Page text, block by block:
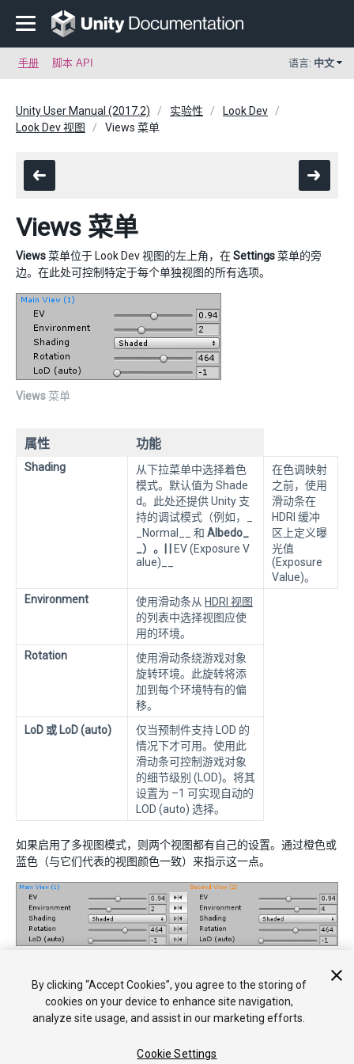
手册 脚本 API 语言: 中文
Unity User Manual (2017.2) 实验性
Look Dev
Look Dev 视图
Views 菜单
Views 菜单
Views菜单位于 Look Dev 视图的左上角，在Settings菜单的旁
边。在此处可控制特定于每个单独视图的所有选项。
Views 菜单
属性 功能
Shading
从下拉菜单中选择着色
模式。默认值为 Shade
d。此处还提供 Unity 支
持的调试模式（例如，_
_Normal__ 和 Albedo_
_）。| |
EV (Exposure V
alue)__
在色调映射
之前，使用
滑动条在
HDRI 缓冲
区上定义曝
光值
(Exposure
Value)。
Environment
使用滑动条从 HDRI 视图
的列表中选择视图应使
用的环境。
Rotation
使用滑动条绕游戏对象
旋转环境。此旋转将添
加到每个环境特有的偏
移。
LoD 或 LoD (auto)
仅当预制件支持 LOD 的
情况下才可用。使用此
滑动条可控制游戏对象
的细节级别 (LOD)。将其
设置为 –1 可实现自动的
LOD (auto) 选择。
如果启用了多视图模式，则两个视图都有自己的设置。通过橙色或
蓝色（与它们代表的视图颜色一致）来指示这一点。
By clicking “Accept Cookies”, you agree to the storing of
cookies on your device to enhance site navigation,
analyze site usage, and assist in our marketing efforts.
Cookie Settings